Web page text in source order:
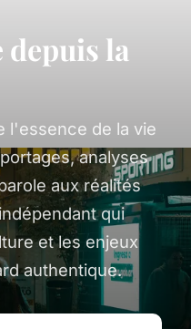
la
l'essence de la vie
analyses
aux réalités
qui
et les enjeux
authentique.